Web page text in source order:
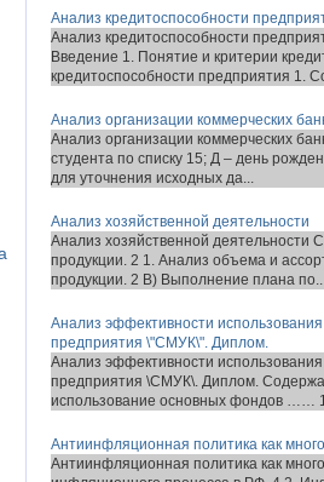
Анализ кредитоспособности
Анализ кредитоспособности
Введение 1. Понятие и критерии
кредитоспособности предприятия 1.
Анализ организации коммерческих
Анализ организации коммерческих
студента по списку 15; Д – день
для уточнения исходных да...
Анализ хозяйственной деятельности
Анализ хозяйственной деятельности
продукции. 2 1. Анализ объема и
продукции. 2 В) Выполнение плана
Анализ эффективности
предприятия \"СМУК\". Диплом.
Анализ эффективности
предприятия \СМУК\. Диплом.
использование основных фондов ……
Антиинфляционная политика как
Антиинфляционная политика как